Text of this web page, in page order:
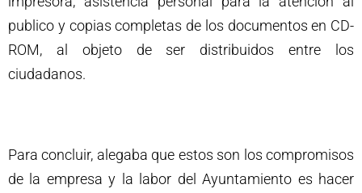
publico y copias completas de los documentos en CD-
ROM, al objeto de ser distribuidos entre los
ciudadanos.
Para concluir, alegaba que estos son los compromisos
de la empresa y la labor del Ayuntamiento es hacer